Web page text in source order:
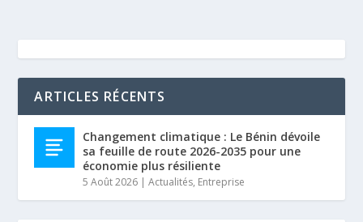
ARTICLES RÉCENTS
Changement climatique : Le Bénin dévoile
sa feuille de route 2026-2035 pour une
économie plus résiliente
5 Août 2026 |Actualités, Entreprise